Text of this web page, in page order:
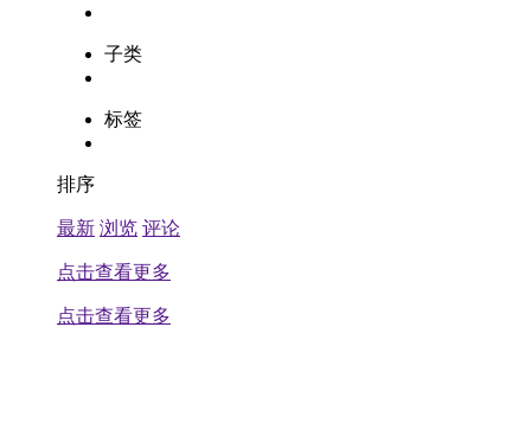
子类
标签
排序
最新 浏览 评论
点击查看更多
点击查看更多